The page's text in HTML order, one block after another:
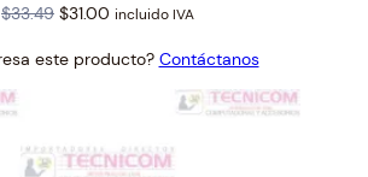
$33.49 Original
was:
$31.00 Current
is:
incluido IVA
este producto? Contáctanos